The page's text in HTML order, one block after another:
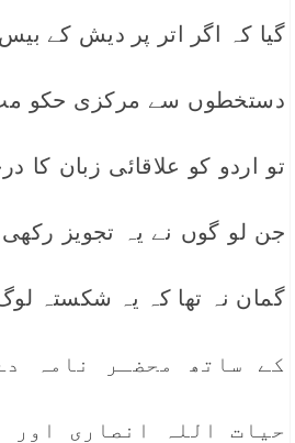
گیا کہ اگر اتر پر دیش کے بیس
دستخطوں سے مرکزی حکو
تو اردو کو علاقائی زبان کا
جن لو گوں نے یہ تجویز رکھی
کے ساتھ محضـر نامہ
حیات اللہ انصاری